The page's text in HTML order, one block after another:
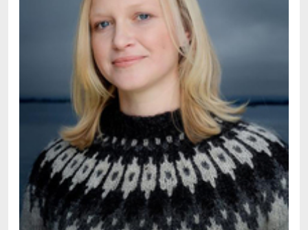
Abgarjan, Narine
Abrahams, Peter (f. 1919)
Abrahams, Peter (f. 1947)
Abrahamson, Emmy
Abse, Dannie
Abu-Jaber, Diana
Abulhawa, Susan
Aburas, Lone
Achebe, Chinua
Achmatova, Anna
Aciman, André
Ackebo, Lena
Acker, Kathy
Ackroyd, Peter